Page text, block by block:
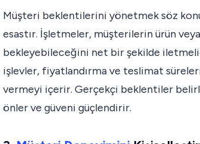
Müşteri beklentilerini yönetmek söz
esastır. İşletmeler, müşterilerin ürün
bekleyebileceğini net bir şekilde
işlevler, fiyatlandırma ve teslimat
vermeyi içerir. Gerçekçi beklentiler
önler ve güveni güçlendirir.